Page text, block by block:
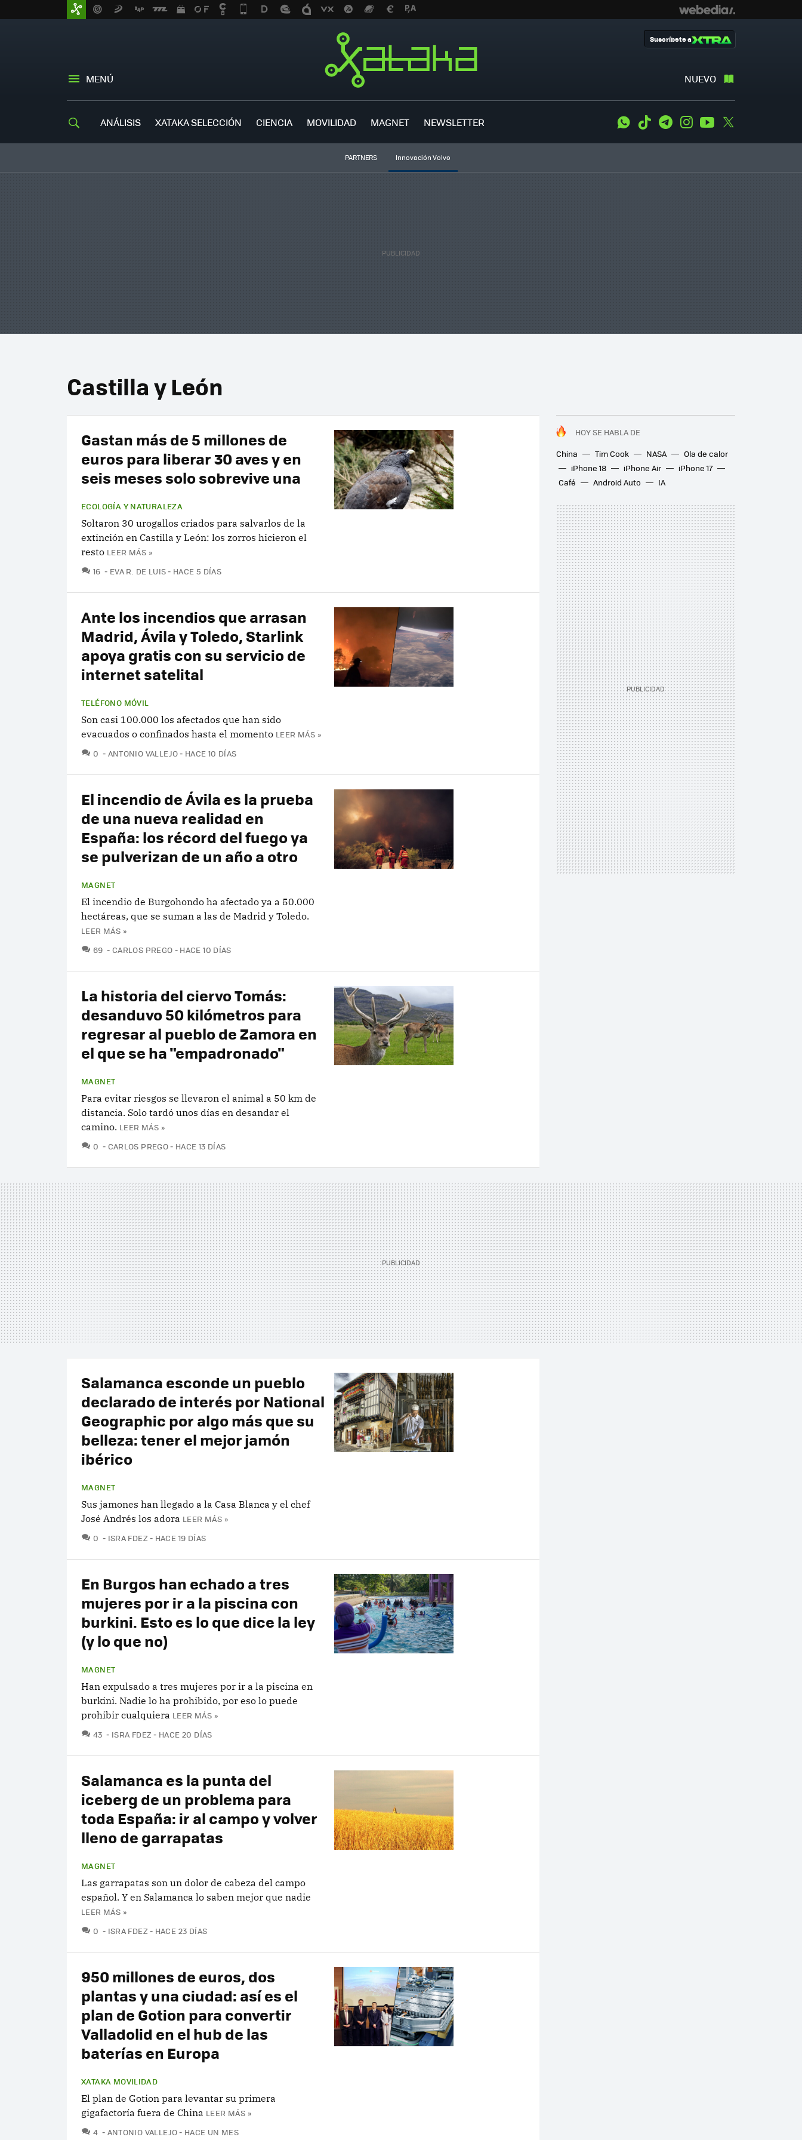
MENÚ NUEVO
Suscríbete a
ANÁLISIS XATAKA SELECCIÓN CIENCIA MOVILIDAD MAGNET NEWSLETTER WhatsApp
Tiktok TelegramInstagramYoutube
PARTNERS Innovación Volvo
Castilla y León
HOY SE HABLA DE
China
Tim Cook NASA
Ola de calor
iPhone 18
iPhone Air
iPhone 17
Café
Android Auto IA
Gastan más de 5 millones de
euros para liberar 30 aves y en
seis meses solo sobrevive una
ECOLOGÍA Y NATURALEZA
Soltaron 30 urogallos criados para salvarlos de la
extinción en Castilla y León: los zorros hicieron el
resto LEER MÁS »
16 COMENTARIOS
EVA R. DE LUIS HACE 5 DÍAS
Ante los incendios que arrasan
Madrid, Ávila y Toledo, Starlink
apoya gratis con su servicio de
internet satelital
TELÉFONO MÓVIL
Son casi 100.000 los afectados que han sido
evacuados o confinados hasta el momento LEER MÁS »
0 COMENTARIOS
ANTONIO VALLEJO HACE 10 DÍAS
El incendio de Ávila es la prueba
de una nueva realidad en
España: los récord del fuego ya
se pulverizan de un año a otro
MAGNET
El incendio de Burgohondo ha afectado ya a 50.000
hectáreas, que se suman a las de Madrid y Toledo.
LEER MÁS »
69 COMENTARIOS
CARLOS PREGO HACE 10 DÍAS
La historia del ciervo Tomás:
desanduvo 50 kilómetros para
regresar al pueblo de Zamora en
el que se ha "empadronado"
MAGNET
Para evitar riesgos se llevaron el animal a 50 km de
distancia. Solo tardó unos días en desandar el
camino. LEER MÁS »
0 COMENTARIOS
CARLOS PREGO HACE 13 DÍAS
Salamanca esconde un pueblo
declarado de interés por National
Geographic por algo más que su
belleza: tener el mejor jamón
ibérico
MAGNET
Sus jamones han llegado a la Casa Blanca y el chef
José Andrés los adora LEER MÁS »
0 COMENTARIOS
ISRA FDEZ HACE 19 DÍAS
En Burgos han echado a tres
mujeres por ir a la piscina con
burkini. Esto es lo que dice la ley
(y lo que no)
MAGNET
Han expulsado a tres mujeres por ir a la piscina en
burkini. Nadie lo ha prohibido, por eso lo puede
prohibir cualquiera LEER MÁS »
43 COMENTARIOS
ISRA FDEZ HACE 20 DÍAS
Salamanca es la punta del
iceberg de un problema para
toda España: ir al campo y volver
lleno de garrapatas
MAGNET
Las garrapatas son un dolor de cabeza del campo
español. Y en Salamanca lo saben mejor que nadie
LEER MÁS »
0 COMENTARIOS
ISRA FDEZ HACE 23 DÍAS
950 millones de euros, dos
plantas y una ciudad: así es el
plan de Gotion para convertir
Valladolid en el hub de las
baterías en Europa
XATAKA MOVILIDAD
El plan de Gotion para levantar su primera
gigafactoría fuera de China LEER MÁS »
4 COMENTARIOS
ANTONIO VALLEJO HACE UN MES